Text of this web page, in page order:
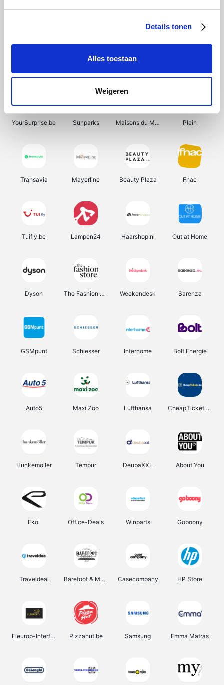
Details tonen
Alles toestaan
Weigeren
Shein Get Your Guide Bergfreunde Pazzox
YourSurprise.be Sunparks Maisons du Monde Plein
Transavia Mayerline Beauty Plaza Fnac
Tuifly.be Lampen24 Haarshop.nl Out at Home
Dyson The Fashion Store Weekendesk Sarenza
GSMpunt Schiesser Interhome Bolt Energie
Auto5 Maxi Zoo Lufthansa CheapTickets.be
Hunkemöller Tempur DeubaXXL About You
Ekoi Office-Deals Winparts Goboony
Traveldeal Barefoot & More Casecompany HP Store
Fleurop-Interflora Pizzahut.be Samsung Emma Matras